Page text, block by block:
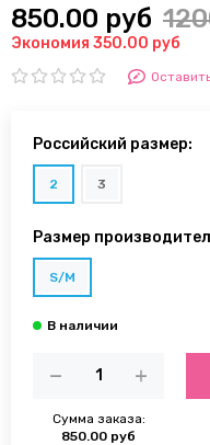
850.00 руб
Экономия 350.00 руб
Российский размер:
2 3
Размер
S/M
Сумма заказа:
850.00 руб